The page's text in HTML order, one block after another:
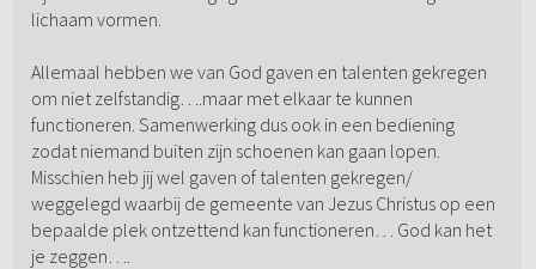
lichaam vormen.
Allemaal hebben we van God gaven en talenten gekregen
om niet zelfstandig….maar met elkaar te kunnen
functioneren. Samenwerking dus ook in een bediening
zodat niemand buiten zijn schoenen kan gaan lopen.
Misschien heb jij wel gaven of talenten gekregen/
weggelegd waarbij de gemeente van Jezus Christus op een
bepaalde plek ontzettend kan functioneren… God kan het
je zeggen….